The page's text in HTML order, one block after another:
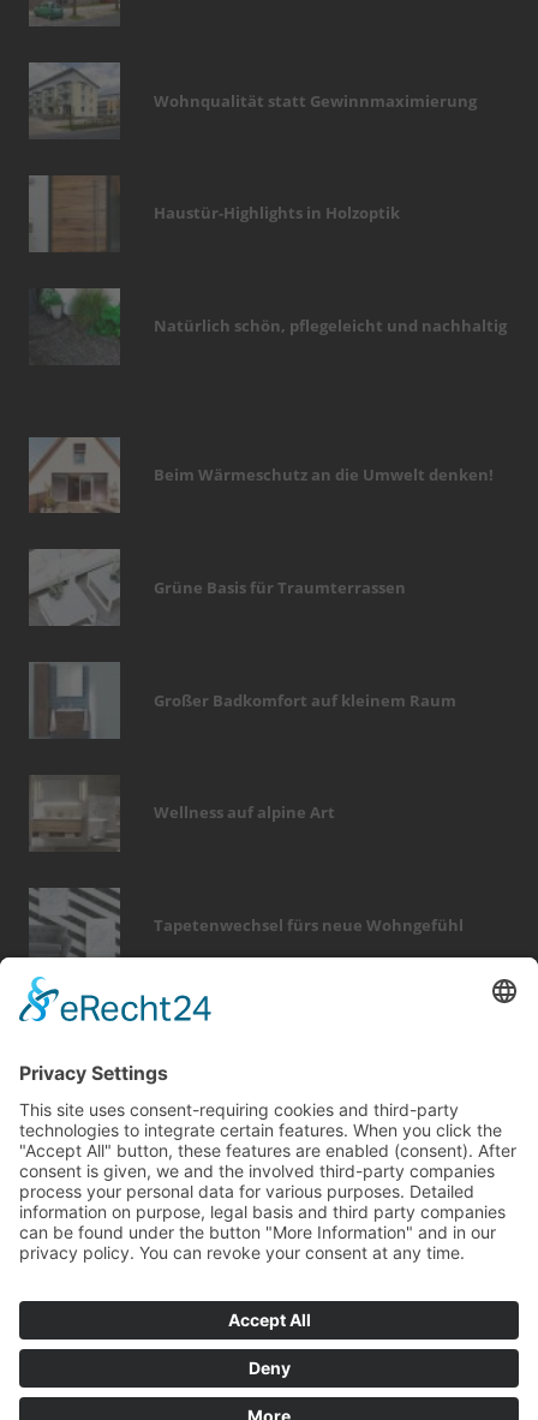
Wohnqualität statt Gewinnmaximierung
Haustür-Highlights in Holzoptik
Natürlich schön, pflegeleicht und nachhaltig
Beim Wärmeschutz an die Umwelt denken!
Grüne Basis für Traumterrassen
Großer Badkomfort auf kleinem Raum
Wellness auf alpine Art
Tapetenwechsel fürs neue Wohngefühl
küche türen beratung
wintergarten
renovieren
immobilien dekoration
rund ums haus
möbel
outdoor wellness fenster
kamin
smart home
badezimmer förderung
hausbau
Impressum